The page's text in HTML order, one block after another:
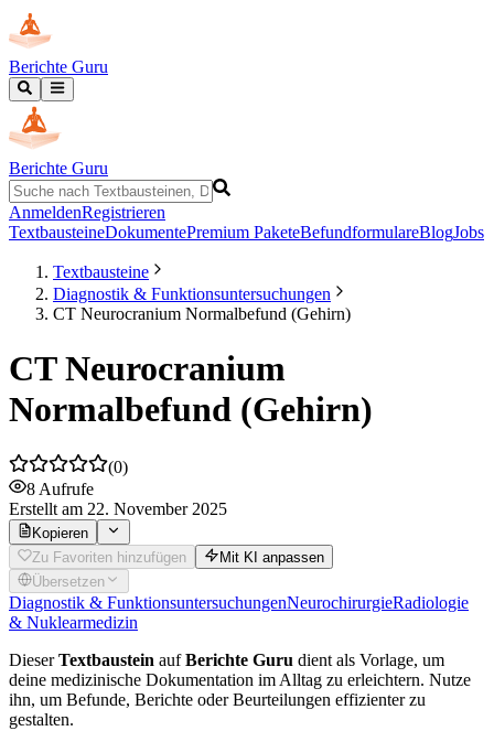
Berichte Guru
Berichte Guru
AnmeldenRegistrieren
TextbausteineDokumentePremium PaketeBefundformulareBlogJobs
Textbausteine
Diagnostik & Funktionsuntersuchungen
CT Neurocranium Normalbefund (Gehirn)
CT Neurocranium
Normalbefund (Gehirn)
(0)
8 Aufrufe
Erstellt am 22. November 2025
Kopieren
Zu Favoriten hinzufügen
Mit KI anpassen
Übersetzen
Diagnostik & FunktionsuntersuchungenNeurochirurgieRadiologie
& Nuklearmedizin
DieserTextbaustein aufBerichte Guru dient als Vorlage, um
deine medizinische Dokumentation im Alltag zu erleichtern. Nutze
ihn, um Befunde, Berichte oder Beurteilungen effizienter zu
gestalten.